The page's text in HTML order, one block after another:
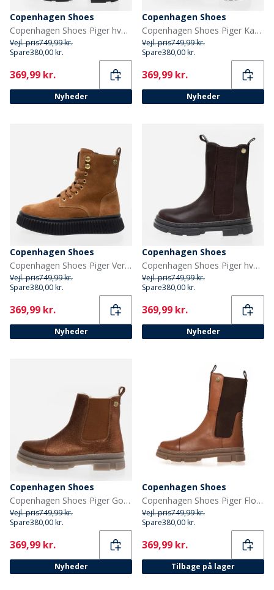
Copenhagen Shoes
Copenhagen Shoes Piger hverdag Piger støvler 0001 Black
Vejl. pris749,99 kr.
Spare380,00 kr.
Current
369,99 kr.
Nyheder
Copenhagen Shoes
Copenhagen Shoes Piger Kaylee Høje Støvler 0001 Black
Vejl. pris749,99 kr.
Spare380,00 kr.
Current
369,99 kr.
Nyheder
Copenhagen Shoes
Copenhagen Shoes Piger Vera Støvler 0241 Cognac
Vejl. pris749,99 kr.
Spare380,00 kr.
Current
369,99 kr.
Nyheder
Copenhagen Shoes
Copenhagen Shoes Piger hverdag Piger støvler 847 Dark Brown
Vejl. pris749,99 kr.
Spare380,00 kr.
Current
369,99 kr.
Nyheder
Copenhagen Shoes
Copenhagen Shoes Piger Gode Udseende Piger Lave Støvler 059 Bronze
Vejl. pris749,99 kr.
Spare380,00 kr.
Current
369,99 kr.
Nyheder
Copenhagen Shoes
Copenhagen Shoes Piger Flotte Støvler Cognac
Vejl. pris749,99 kr.
Spare380,00 kr.
Current
369,99 kr.
Tilbage på lager